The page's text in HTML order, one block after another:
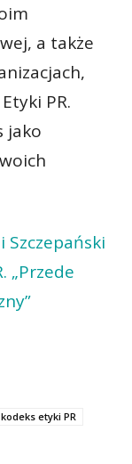
a także
PR.
jako
Szczepański
„Przede
kodeks etyki PR